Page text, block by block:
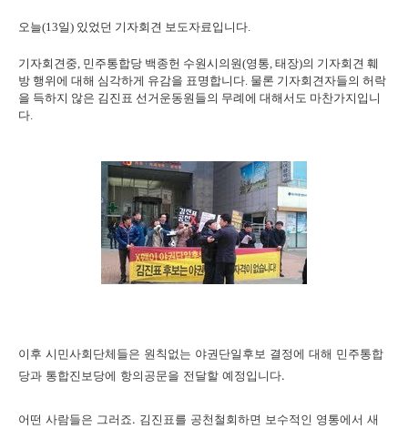
오늘(13일) 있었던 기자회견 보도자료입니다.
기자회견중, 민주통합당 백종헌 수원시의원(영통, 태장)의 기자회견 훼
방 행위에 대해 심각하게 유감을 표명합니다. 물론 기자회견자들의 허락
을 득하지 않은 김진표 선거운동원들의 무례에 대해서도 마찬가지입니
다.
이후 시민사회단체들은 원칙없는 야권단일후보 결정에 대해 민주통합
당과 통합진보당에 항의공문을 전달할 예정입니다.
어떤 사람들은 그러죠. 김진표를 공천철회하면 보수적인 영통에서 새